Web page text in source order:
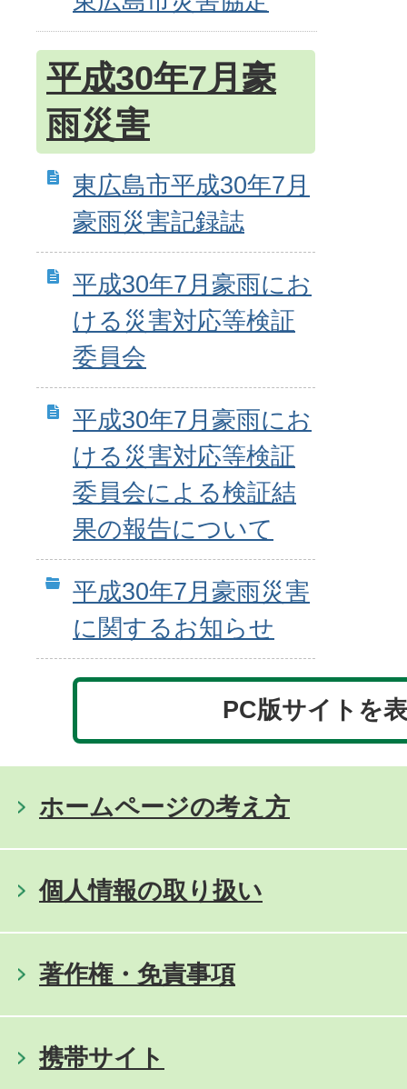
平成30年7月豪
雨災害
東広島市平成30年7月
豪雨災害記録誌
平成30年7月豪雨にお
ける災害対応等検証
委員会
平成30年7月豪雨にお
ける災害対応等検証
委員会による検証結
果の報告について
平成30年7月豪雨災害
に関するお知らせ
PC版サイトを
ホームページの考え方
個人情報の取り扱い
著作権・免責事項
携帯サイト